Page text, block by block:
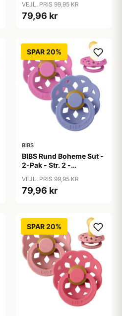
Pink/Plum
VEJL. PRIS 99,95 KR
79,96 kr
SPAR 20%
BIBS
BIBS Rund Boheme Sut -
2-Pak - Str. 2 -
Bubblegum/Peri
VEJL. PRIS 99,95 KR
79,96 kr
SPAR 20%